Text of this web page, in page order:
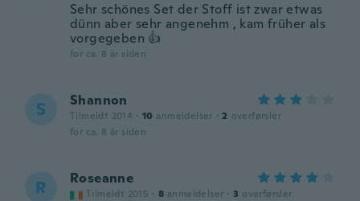
Sehr schönes Set der Stoff ist zwar etwas
dünn aber sehr angenehm , kam früher als
vorgegeben 👍
for ca. 8 år siden
S Shannon
Tilmeldt 2014 · 10 anmeldelser · 2 overførsler
for ca. 8 år siden
R Roseanne
Tilmeldt 2015 · 8 anmeldelser · 3 overførsler